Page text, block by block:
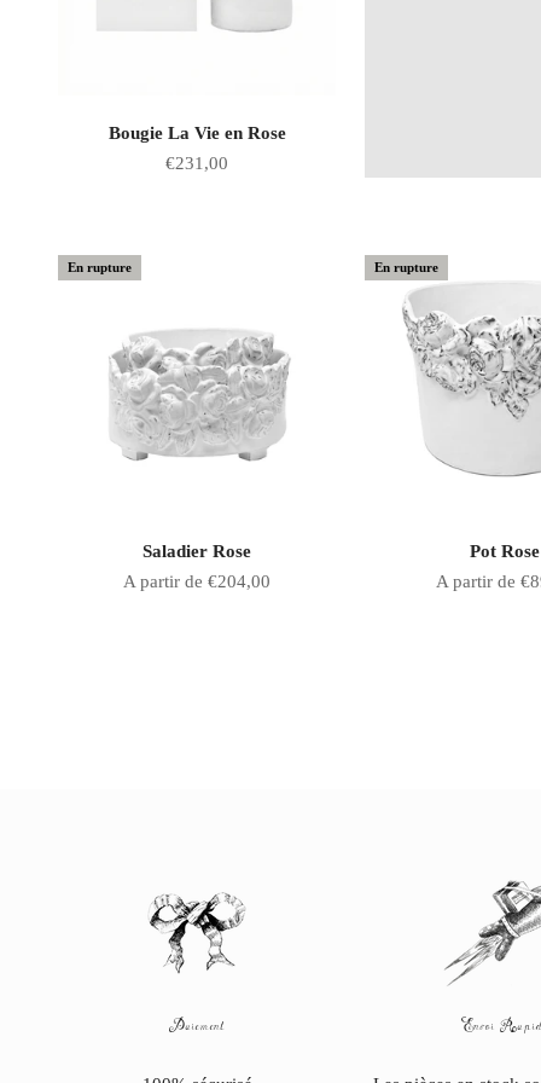
Bougie La Vie en Rose
Prix de vente
€231,00
En rupture
Saladier Rose
Prix de vente
A partir de €204,00
En rupture
Pot Rose
Prix de vente
A partir de
Paiement Envoi